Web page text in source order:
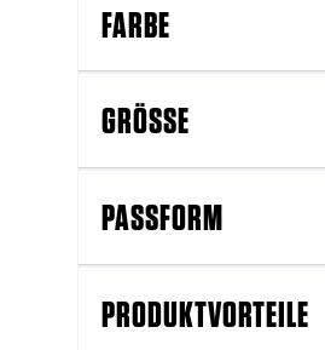
FARBE
GRÖSSE
PASSFORM
PRODUKTVORTEILE